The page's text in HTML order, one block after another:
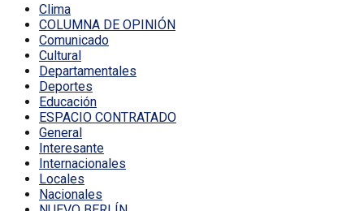
Clima
COLUMNA DE OPINIÓN
Comunicado
Cultural
Departamentales
Deportes
Educación
ESPACIO CONTRATADO
General
Interesante
Internacionales
Locales
Nacionales